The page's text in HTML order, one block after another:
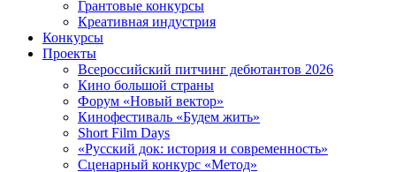
Грантовые конкурсы
Креативная индустрия
Конкурсы
Проекты
Всероссийский питчинг дебютантов 2026
Кино большой страны
Форум «Новый вектор»
Кинофестиваль «Будем жить»
Short Film Days
«Русский док: история и современность»
Сценарный конкурс «Метод»